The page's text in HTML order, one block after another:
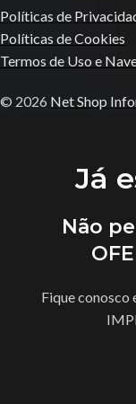
Políticas de
Políticas de Cookies
Termos de Uso e
© 2026 Net Shop
Já
Não
Fique conosco